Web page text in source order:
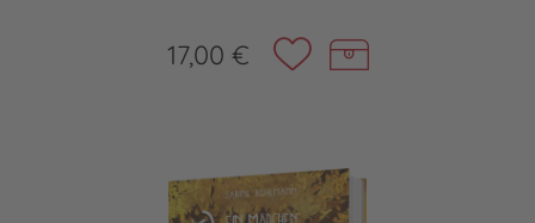
17,00 €